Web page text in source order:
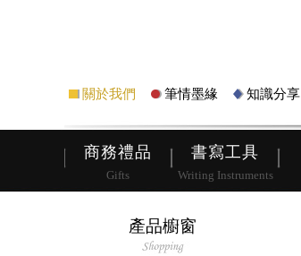
關於我們 筆情墨緣 知識分享
商務禮品
Gifts
書寫工具
Writing Instruments
產品櫥窗